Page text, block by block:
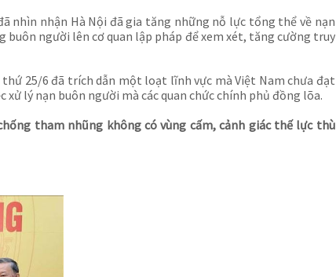
nhìn nhận Hà Nội đã gia tăng những nỗ lực tổng thể về nạn
người lên cơ quan lập pháp để xem xét, tăng cường truy
thứ 25/6 đã trích dẫn một loạt lĩnh vực mà Việt Nam chưa đạt
lý nạn buôn người mà các quan chức chính phủ đồng lõa.
tham nhũng không có vùng cấm, cảnh giác thế lực thù